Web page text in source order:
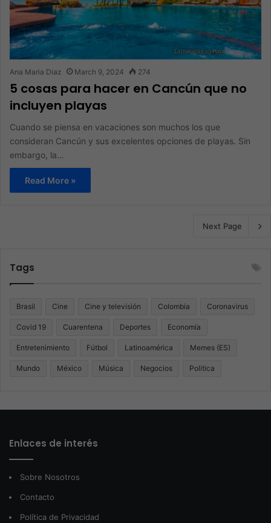
Ana Maria Diaz March 9, 2024 274
5 cosas para hacer en Cancún que no
incluyen playas
Cuando se piensa en vacaciones son muchos los que
consideran Cancún y sus excelentes opciones de playas. Sin
embargo, la…
Read More »
Next Page
Tags
Brasil Cine Cine y televisión Colombia Coronavirus
Covid 19 Cuarentena Deportes Economía
Entretenimiento Fútbol Latinoamérica Memes (ES)
Mundo México Música Negocios Politica
Enlaces de interés
Sobre Nosotros
Contacto
Política de Privacidad